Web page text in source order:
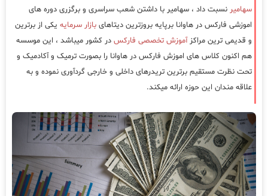
سهامیر نسبت داد ، سهامیر با داشتن شعب سراسری و برگزری دوره های
اموزشی فارکس در هاوانا برپایه بروزترین دیتاهای بازار سرمایه یکی از برترین
و قدیمی ترین مراکزآموزش تخصصی فارکس در کشور میباشد ، این موسسه
هم اکنون کلاس های اموزش فارکس در هاوانا را بصورت ترمیک و آکادمیک و
تحت نظرت مستقیم برترین تریدرهای داخلی و خارجی گردآوری نموده و به
علاقه مندان این حوزه ارائه میکند.